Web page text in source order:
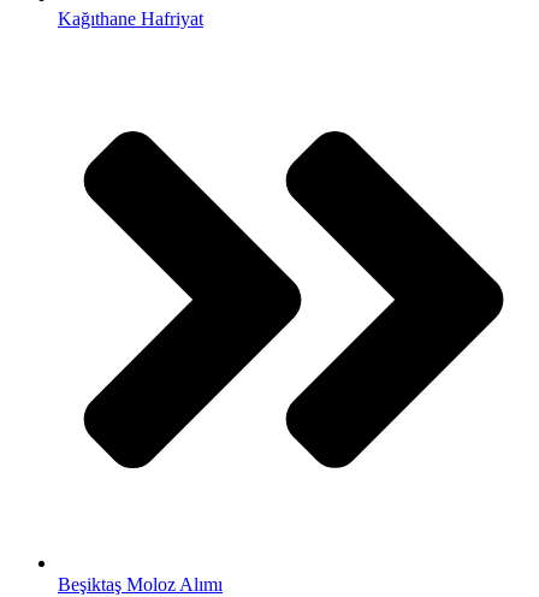
Kağıthane Hafriyat
Beşiktaş Moloz Alımı